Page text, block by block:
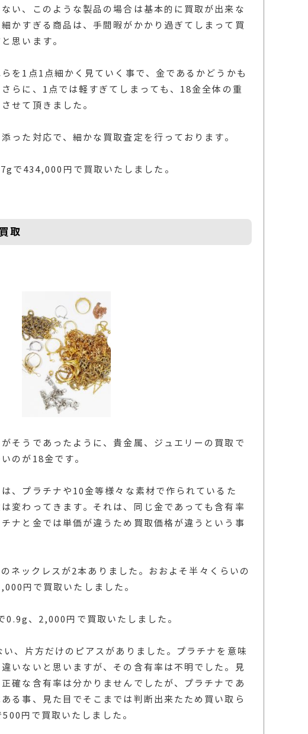
い、このような製品の場合は基本的に買取が出来な
かすぎる商品は、手間暇がかかり過ぎてしまって買
思います。
を1点1点細かく見ていく事で、金であるかどうかも
らに、1点では軽すぎてしまっても、18金全体の重
せて頂きました。
った対応で、細かな買取査定を行っております。
で434,000円で買取いたしました。
取
そうであったように、貴金属、ジュエリーの買取で
のが18金です。
、プラチナや10金等様々な素材で作られているた
変わってきます。それは、同じ金であっても含有率
ナと金では単価が違うため買取価格が違うという事
ネックレスが2本ありました。おおよそ半々くらいの
円で買取いたしました。
0.9g、2,000円で買取いたしました。
、片方だけのピアスがありました。プラチナを意味
いないと思いますが、その含有率は不明でした。見
確な含有率は分かりませんでしたが、プラチナであ
る事、見た目でそこまでは判断出来たため買い取ら
円で買取いたしました。